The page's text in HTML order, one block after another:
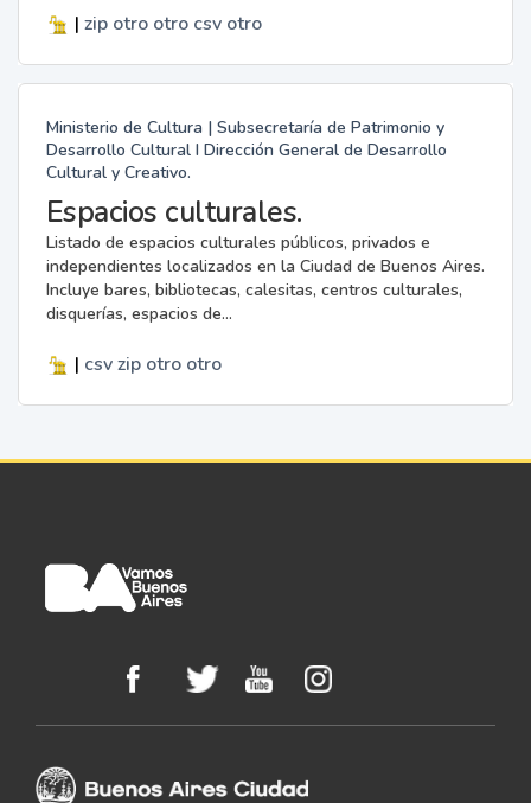
| zip otro otro csv otro
Ministerio de Cultura | Subsecretaría de Patrimonio y
Desarrollo Cultural I Dirección General de Desarrollo
Cultural y Creativo.
Espacios culturales.
Listado de espacios culturales públicos, privados e
independientes localizados en la Ciudad de Buenos Aires.
Incluye bares, bibliotecas, calesitas, centros culturales,
disquerías, espacios de...
| csv zip otro otro